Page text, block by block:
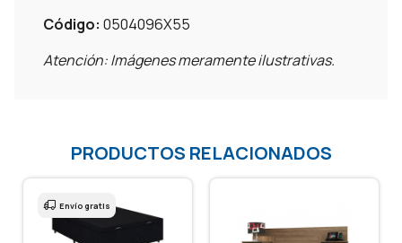
Código: 0504096X55
Atención: Imágenes meramente ilustrativas.
PRODUCTOS RELACIONADOS
Envío gratis